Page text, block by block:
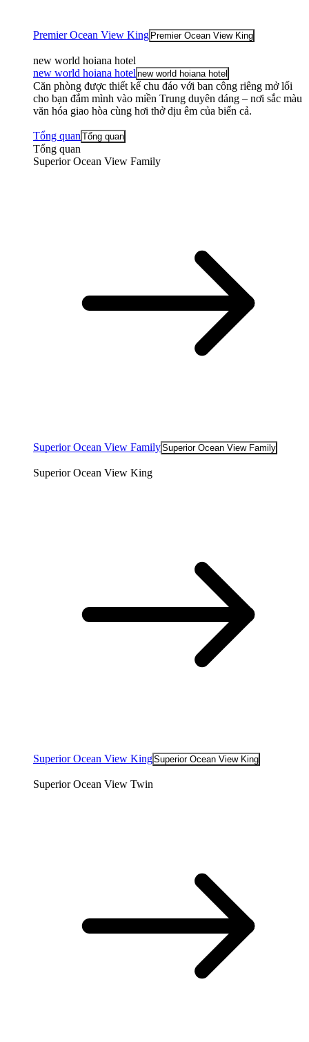
Premier Ocean View King Premier Ocean View King
new world hoiana hotel
new world hoiana hotel new world hoiana hotel
Căn phòng được thiết kế chu đáo với ban công riêng mở lối
cho bạn đắm mình vào miền Trung duyên dáng – nơi sắc màu
văn hóa giao hòa cùng hơi thở dịu êm của biển cả.
Tổng quan Tổng quan
Tổng quan
Superior Ocean View Family
Superior Ocean View FamilySuperior Ocean View Family
Superior Ocean View King
Superior Ocean View KingSuperior Ocean View King
Superior Ocean View Twin